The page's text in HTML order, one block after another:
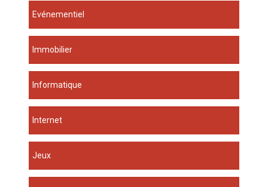
Evénementiel
Immobilier
Informatique
Internet
Jeux